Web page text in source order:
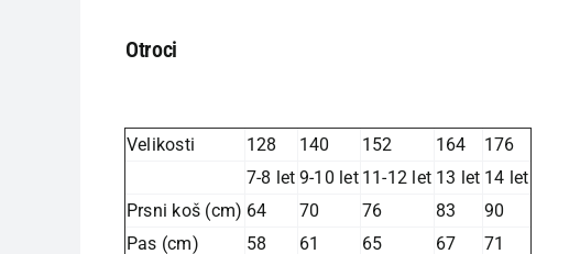
Otroci
Velikosti 128 140 152 164
176
7-8 let 9-10 let 11-12 let 13 let 14 let
Prsni koš (cm) 64 70 76 83
90
Pas (cm)
58 61 65 67 71